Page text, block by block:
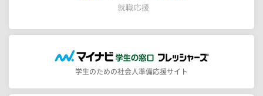
学生のための社会人準備応援サイト